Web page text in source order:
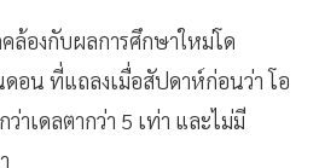
ล้องกับผลการศึกษาใหม่โด
อน ที่แถลงเมื่อสัปดาห์ก่อนว่า โอ
าเดลตากว่า 5 เท่า และไม่มี